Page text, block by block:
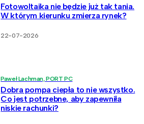
Fotowoltaika nie będzie już tak tania.
W którym kierunku zmierza rynek?
22-07-2026
Paweł Lachman, PORT PC
Dobra pompa ciepła to nie wszystko.
Co jest potrzebne, aby zapewniła
niskie rachunki?